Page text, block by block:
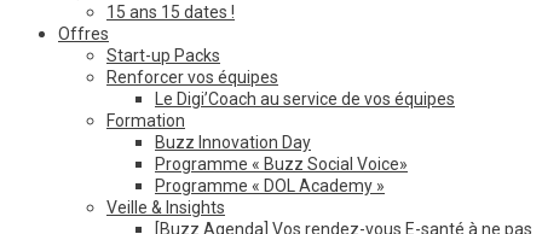
15 ans 15 dates !
Offres
Start-up Packs
Renforcer vos équipes
Le Digi’Coach au service de vos équipes
Formation
Buzz Innovation Day
Programme « Buzz Social Voice»
Programme « DOL Academy »
Veille & Insights
[Buzz Agenda] Vos rendez-vous E-santé à ne pas